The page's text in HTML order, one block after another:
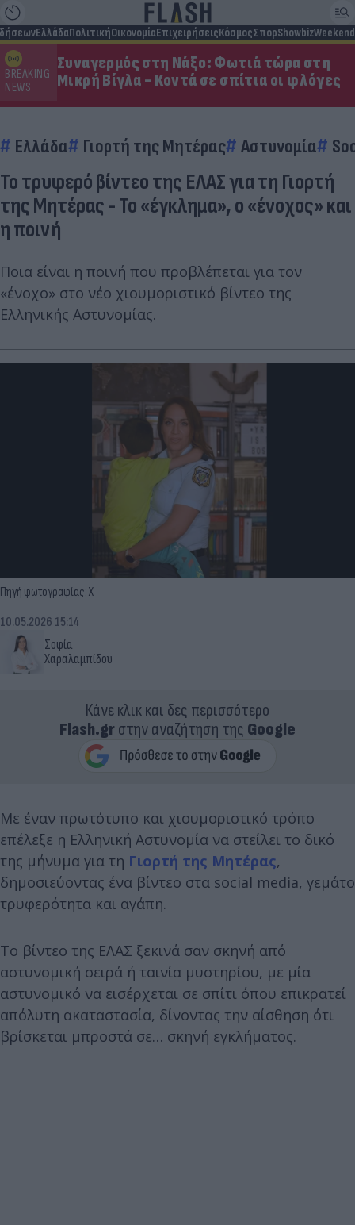
ΕλλάδαΠολιτικήΟικονομίαΕπιχειρήσειςΚόσμοςΣπορShowbizWeekend
BREAKING
NEWS
Συναγερμός στη Νάξο: Φωτιά τώρα στη
Μικρή Βίγλα - Κοντά σε σπίτια οι φλόγες
Ελλάδα Γιορτή της Μητέρας Αστυνομία
Το τρυφερό βίντεο της ΕΛΑΣ για τη Γιορτή
της Μητέρας - Το «έγκλημα», ο «ένοχος» και
η ποινή
Ποια είναι η ποινή που προβλέπεται για τον
«ένοχο» στο νέο χιουμοριστικό βίντεο της
Ελληνικής Αστυνομίας.
Πηγή φωτογραφίας: X
Σοφία
Χαραλαμπίδου
10.05.2026 15:14
Κάνε κλικ και δες περισσότερο
Flash.grστην αναζήτηση της Google
Με έναν πρωτότυπο και χιουμοριστικό τρόπο
επέλεξε η Ελληνική Αστυνομία να στείλει το δικό
της μήνυμα για τη Γιορτή της Μητέρας,
δημοσιεύοντας ένα βίντεο στα social media, γεμάτο
τρυφερότητα και αγάπη.
Το βίντεο της ΕΛΑΣ ξεκινά σαν σκηνή από
αστυνομική σειρά ή ταινία μυστηρίου, με μία
αστυνομικό να εισέρχεται σε σπίτι όπου επικρατεί
απόλυτη ακαταστασία, δίνοντας την αίσθηση ότι
βρίσκεται μπροστά σε… σκηνή εγκλήματος.